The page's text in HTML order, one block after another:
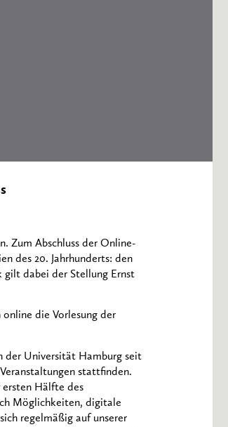
Zum Abschluss der Online-
des 20. Jahrhunderts: den
gilt dabei der Stellung Ernst
die Vorlesung der
der Universität Hamburg seit
stattfinden.
ersten Hälfte des
Möglichkeiten, digitale
regelmäßig auf unserer